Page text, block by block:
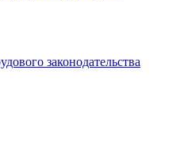
законодательства